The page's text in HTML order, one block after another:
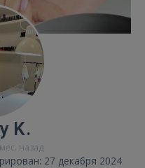
K.
назад
27 декабря 2024